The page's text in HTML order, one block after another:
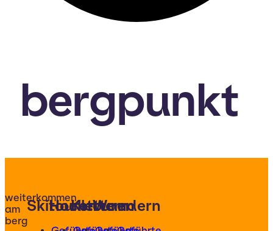
bergpunkt
weiterkommen
am
berg
Skitouren
Hochtouren
Klettern
Wandern